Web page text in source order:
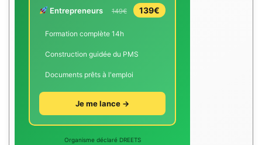
Entrepreneurs 149€ 139€
Formation complète 14h
Construction guidée du PMS
Documents prêts à l'emploi
Je me lance →
Organisme déclaré DREETS